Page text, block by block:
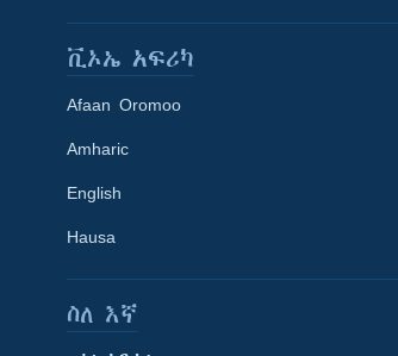
Learning English
ቪኦኤ አፍሪካ
Afaan Oromoo
Amharic
English
Hausa
ስለ እኛ